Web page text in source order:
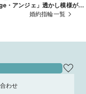
・アンジェ」透かし模様が
トな婚約指輪婚約指輪一覧
わせ